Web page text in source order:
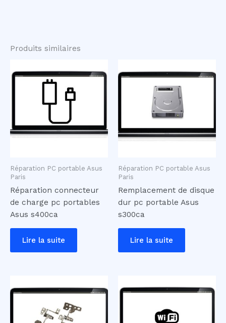
Produits similaires
Réparation PC portable Asus
Paris
Réparation connecteur
de charge pc portables
Asus s400ca
Lire la suite
Réparation PC portable Asus
Paris
Remplacement de disque
dur pc portable Asus
s300ca
Lire la suite